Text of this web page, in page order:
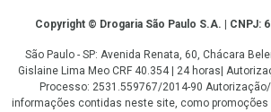
CopyrightCopyright © Drogaria São Paulo S.A. | CNPJ:
São Paulo - SP: Avenida Renata, 60, Chácara
Gislaine Lima Meo CRF 40.354 | 24 horas|
Processo: 2531.559767/2014-90
informações contidas neste site, como